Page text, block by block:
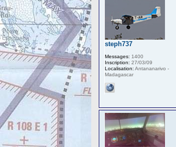
steph737
Messages: 1400
Inscription: 27/03/09
Localisation: Antananarivo -
Madagascar